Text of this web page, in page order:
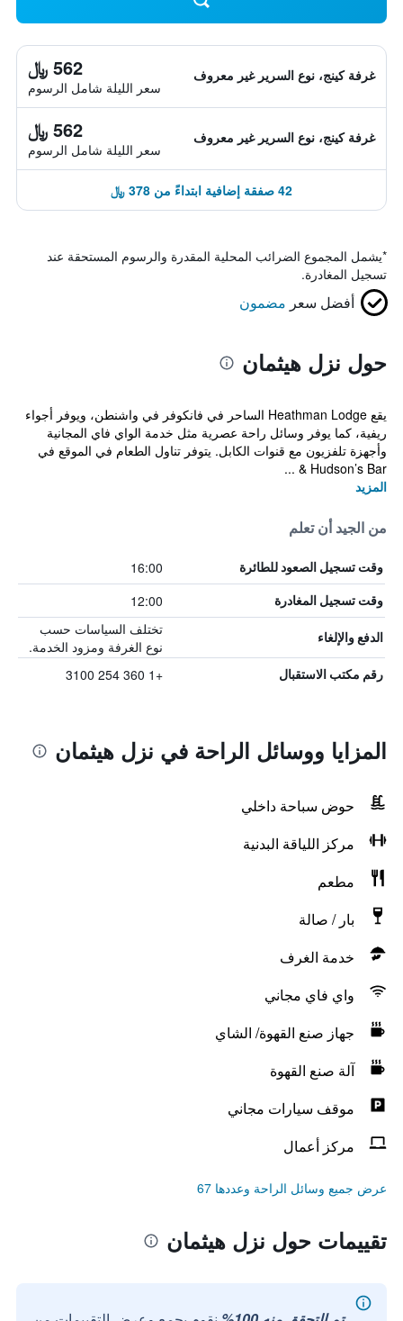
غرفة كينج، نوع السرير غير معروف 562 ﷼
سعر الليلة شامل الرسوم
غرفة كينج، نوع السرير غير معروف 562 ﷼
سعر الليلة شامل الرسوم
42 صفقة إضافية ابتداءً من 378 ﷼
*يشمل المجموع الضرائب المحلية المقدرة والرسوم المستحقة عند
تسجيل المغادرة.
أفضل سعر مضمون
حول نزل هيثمان
يقع Heathman Lodge الساحر في فانكوفر في واشنطن، ويوفر أجواء
ريفية، كما يوفر وسائل راحة عصرية مثل خدمة الواي فاي المجانية
وأجهزة تلفزيون مع قنوات الكابل. يتوفر تناول الطعام في الموقع في
Hudson’s Bar & ...
المزيد
من الجيد أن تعلم
وقت تسجيل الصعود للطائرة 16:00
وقت تسجيل المغادرة 12:00
الدفع والإلغاء
تختلف السياسات حسب
نوع الغرفة ومزود الخدمة.
رقم مكتب الاستقبال +1 360 254 3100
المزايا ووسائل الراحة في نزل هيثمان
حوض سباحة داخلي
مركز اللياقة البدنية
مطعم
بار / صالة
خدمة الغرف
واي فاي مجاني
جهاز صنع القهوة/ الشاي
آلة صنع القهوة
موقف سيارات مجاني
مركز أعمال
عرض جميع وسائل الراحة وعددها 67
تقييمات حول نزل هيثمان